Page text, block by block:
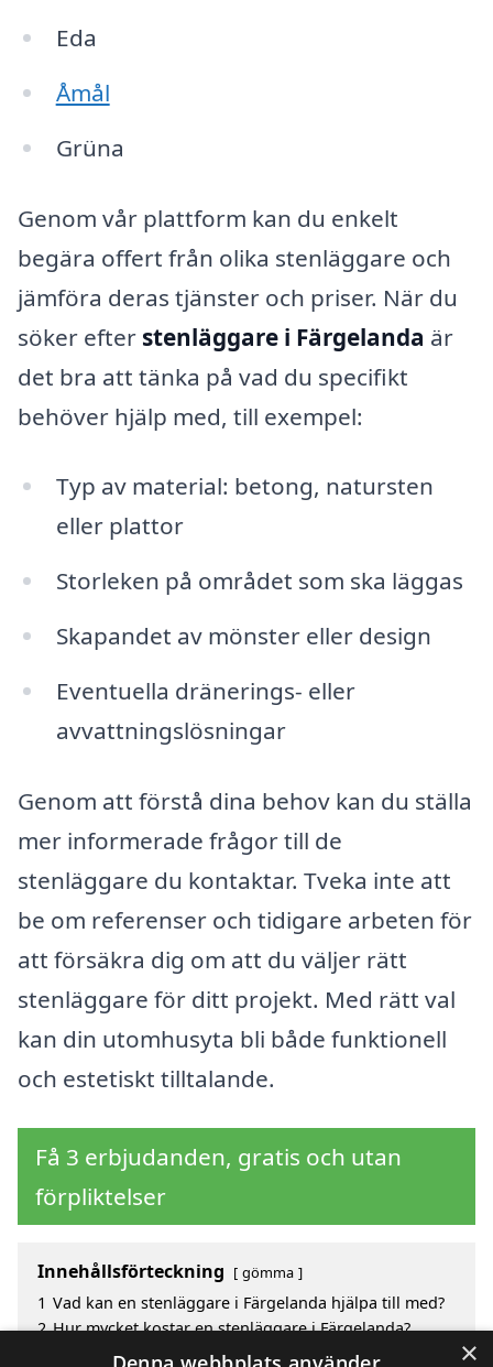
Eda
Åmål
Grüna
Genom vår plattform kan du enkelt
begära offert från olika stenläggare och
jämföra deras tjänster och priser. När du
söker efter stenläggare i Färgelanda är
det bra att tänka på vad du specifikt
behöver hjälp med, till exempel:
Typ av material: betong, natursten
eller plattor
Storleken på området som ska läggas
Skapandet av mönster eller design
Eventuella dränerings- eller
avvattningslösningar
Genom att förstå dina behov kan du ställa
mer informerade frågor till de
stenläggare du kontaktar. Tveka inte att
be om referenser och tidigare arbeten för
att försäkra dig om att du väljer rätt
stenläggare för ditt projekt. Med rätt val
kan din utomhusyta bli både funktionell
och estetiskt tilltalande.
Få 3 erbjudanden, gratis och utan
förpliktelser
Innehållsförteckning gömma
1 Vad kan en stenläggare i Färgelanda hjälpa till med?
2 Hur mycket kostar en stenläggare i Färgelanda?
Fördelar med att välja stenläggare i Färgelanda ×